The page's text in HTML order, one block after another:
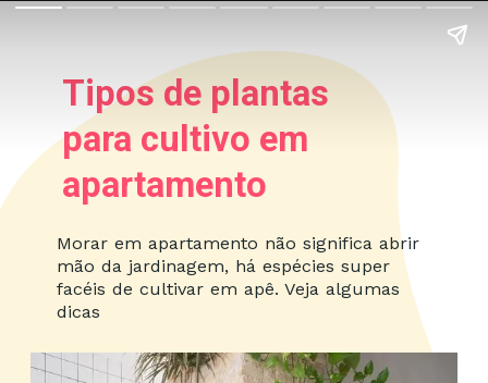
Morar em apartamento não significa abrir
mão da jardinagem, há espécies super
facéis de cultivar em apê. Veja algumas
dicas
Tipos de plantas
para cultivo em
apartamento